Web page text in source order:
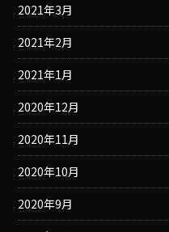
2021年3月
2021年2月
2021年1月
2020年12月
2020年11月
2020年10月
2020年9月